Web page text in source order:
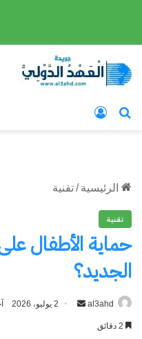
بحث عن
الرئيسية /تقنية
تقنية
حماية الأطفال
الجديد؟
al3ahd
أرسل 2 يوليو، 2026